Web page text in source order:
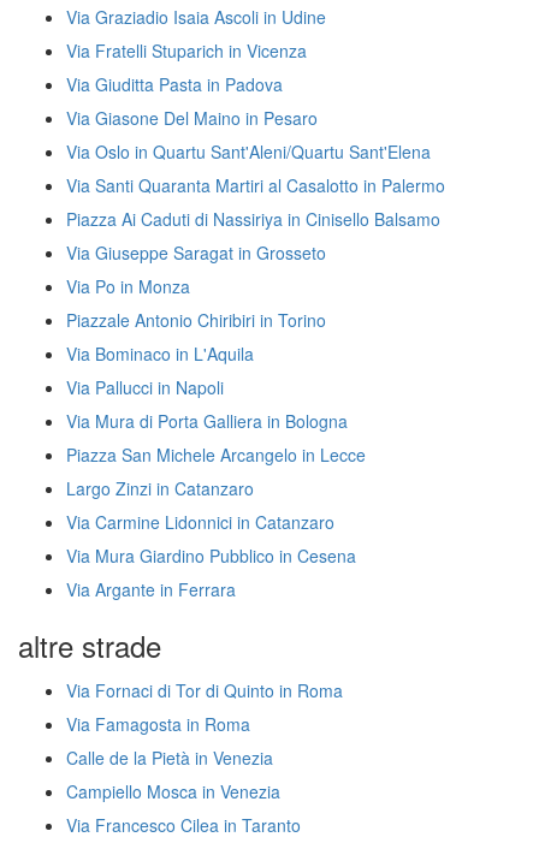
Via Graziadio Isaia Ascoli in Udine
Via Fratelli Stuparich in Vicenza
Via Giuditta Pasta in Padova
Via Giasone Del Maino in Pesaro
Via Oslo in Quartu Sant'Aleni/Quartu Sant'Elena
Via Santi Quaranta Martiri al Casalotto in Palermo
Piazza Ai Caduti di Nassiriya in Cinisello Balsamo
Via Giuseppe Saragat in Grosseto
Via Po in Monza
Piazzale Antonio Chiribiri in Torino
Via Bominaco in L'Aquila
Via Pallucci in Napoli
Via Mura di Porta Galliera in Bologna
Piazza San Michele Arcangelo in Lecce
Largo Zinzi in Catanzaro
Via Carmine Lidonnici in Catanzaro
Via Mura Giardino Pubblico in Cesena
Via Argante in Ferrara
altre strade
Via Fornaci di Tor di Quinto in Roma
Via Famagosta in Roma
Calle de la Pietà in Venezia
Campiello Mosca in Venezia
Via Francesco Cilea in Taranto